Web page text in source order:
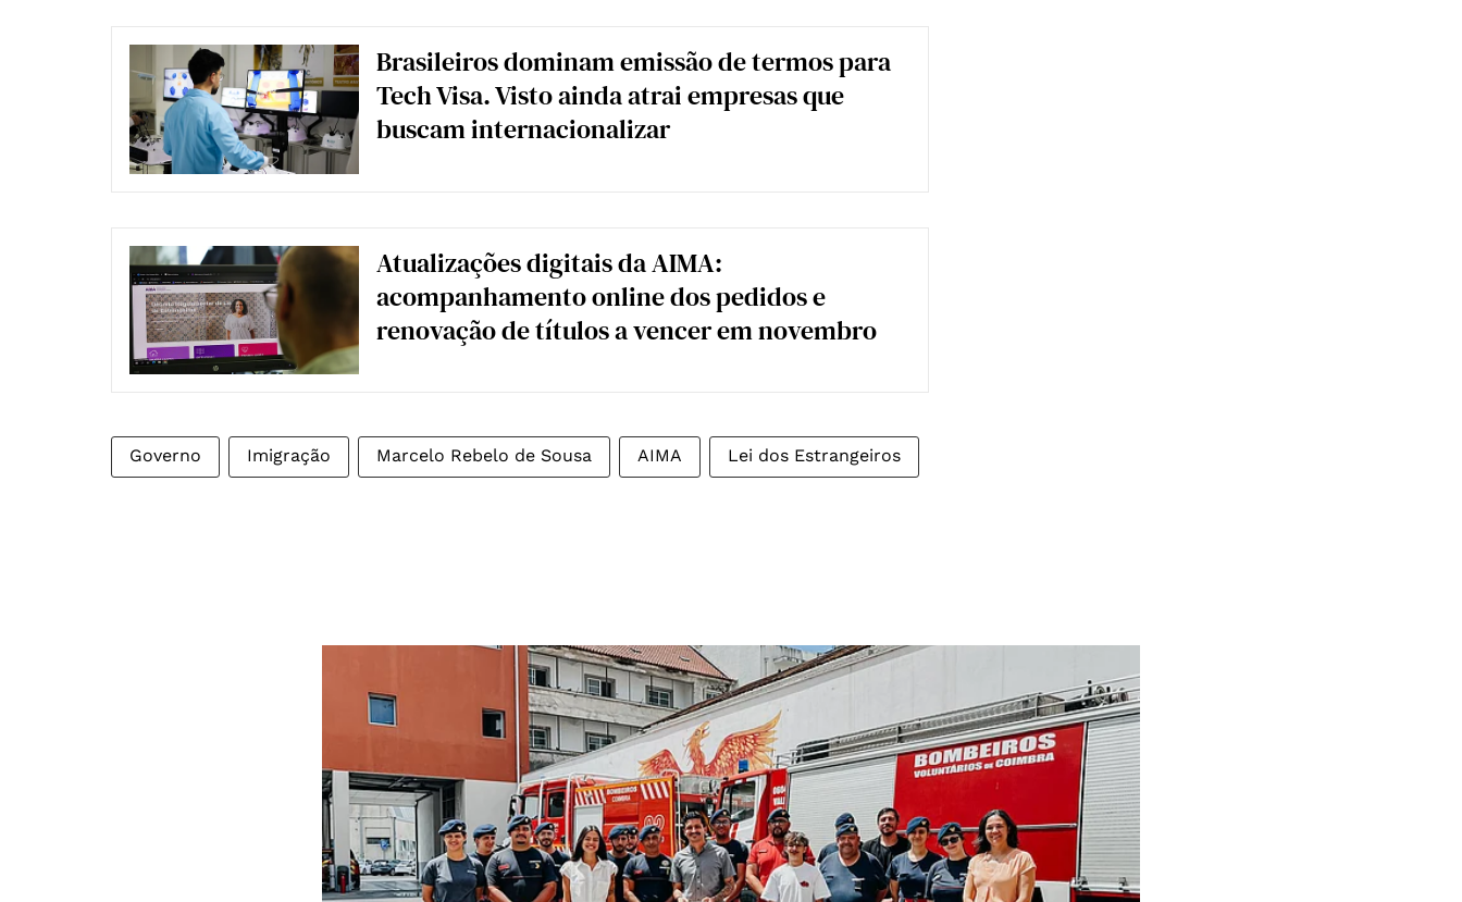
Brasileiros dominam emissão de termos para
Tech Visa. Visto ainda atrai empresas que
buscam internacionalizar
Atualizações digitais da AIMA:
acompanhamento online dos pedidos e
renovação de títulos a vencer em novembro
Governo Imigração Marcelo Rebelo de Sousa AIMA Lei dos Estrangeiros